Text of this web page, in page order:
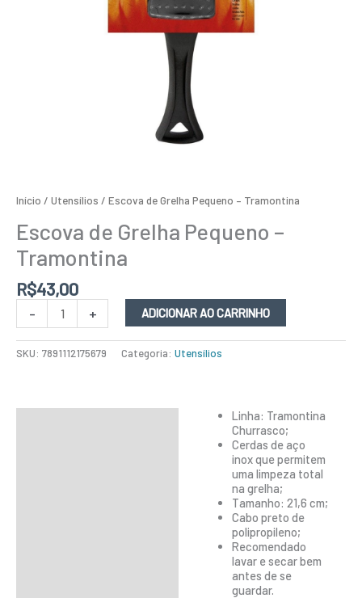
Início / Utensílios / Escova de Grelha Pequeno – Tramontina
Escova de Grelha Pequeno –
Tramontina
R$43,00
- + ADICIONAR AO CARRINHO
SKU: 7891112175679 Categoria: Utensílios
Linha: Tramontina
Churrasco;
Cerdas de aço
inox que permitem
uma limpeza total
na grelha;
Tamanho: 21,6 cm;
Cabo preto de
polipropileno;
Recomendado
lavar e secar bem
antes de se
guardar.